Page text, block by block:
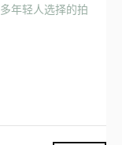
年轻人选择的拍